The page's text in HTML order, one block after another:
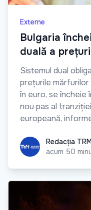
Externe
Bulgaria
duală a
Sistemul dual
prețurile
în euro, se încheie
nou pas al
europeană,
Redacția TRM
Redacția
acum 50